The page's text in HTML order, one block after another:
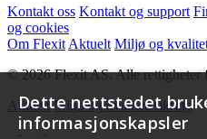
Kontakt oss Kontakt og support
og cookies
Om Flexit Aktuelt Miljø og
© 2026 Flexit AS. Alle rettigheter
Aktuelt Miljø og kvalitetssikring
Dette nettstedet
informasjonskapsler